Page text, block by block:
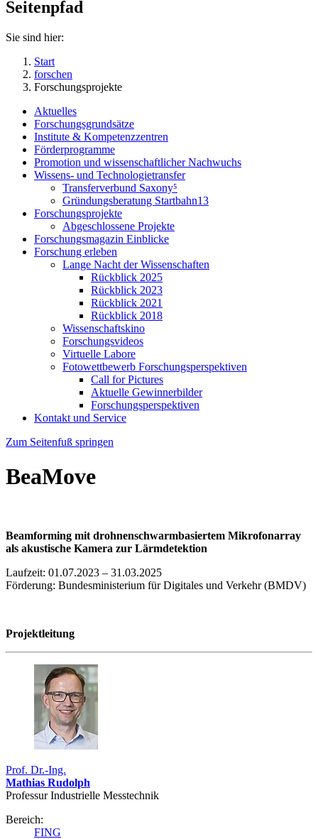
Seitenpfad
Sie sind hier:
Start
forschen
Forschungsprojekte
Aktuelles
Forschungsgrundsätze
Institute & Kompetenzzentren
Förderprogramme
Promotion und wissenschaftlicher Nachwuchs
Wissens- und Technologietransfer
Transferverbund Saxony⁵
Gründungsberatung Startbahn13
Forschungsprojekte
Abgeschlossene Projekte
Forschungsmagazin Einblicke
Forschung erleben
Lange Nacht der Wissenschaften
Rückblick 2025
Rückblick 2023
Rückblick 2021
Rückblick 2018
Wissenschaftskino
Forschungsvideos
Virtuelle Labore
Fotowettbewerb Forschungsperspektiven
Call for Pictures
Aktuelle Gewinnerbilder
Forschungsperspektiven
Kontakt und Service
Zum Seitenfuß springen
BeaMove
Beamforming mit drohnenschwarmbasiertem Mikrofonarray
als akustische Kamera zur Lärmdetektion
Laufzeit: 01.07.2023 – 31.03.2025
Förderung: Bundesministerium für Digitales und Verkehr (BMDV)
Projektleitung
Prof. Dr.-Ing.
Mathias Rudolph
Professur Industrielle Messtechnik
Bereich:
FING